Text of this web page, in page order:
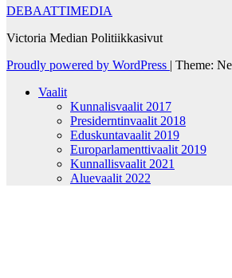
DEBAATTIMEDIA
Victoria Median Politiikkasivut
Proudly powered by WordPress | Theme:
Vaalit
Kunnalisvaalit 2017
Presiderntinvaalit 2018
Eduskuntavaalit 2019
Europarlamenttivaalit 2019
Kunnallisvaalit 2021
Aluevaalit 2022